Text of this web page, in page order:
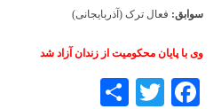
سوابق: فعال ترک (آذربایجانی)
وی با پایان محکومیت از زندان آزاد شد
Facebook
Twitter